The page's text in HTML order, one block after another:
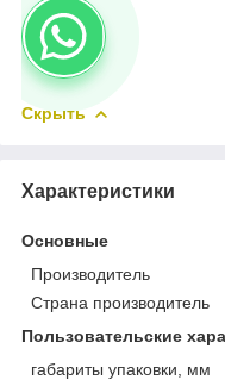
Скрыть
Характеристики
Основные
Производитель
Страна производитель
Пользовательские
габариты упаковки, мм